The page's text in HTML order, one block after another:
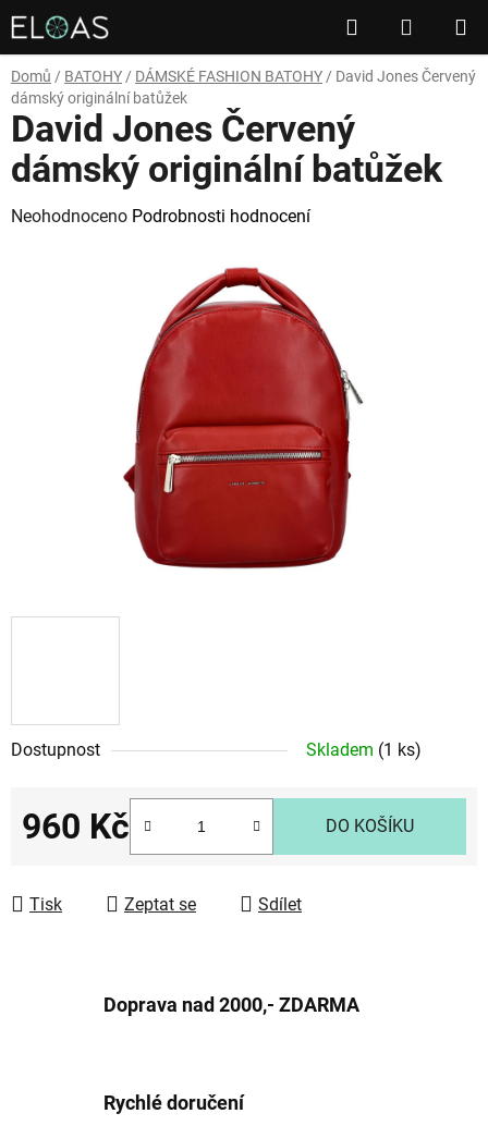
Přejít
na
obsah
Hledat
KOŠÍK
Domů / BATOHY / DÁMSKÉ FASHION BATOHY / David Jones Červený
dámský originální batůžek
Dostupnost Skladem (1 ks)
960 Kč DO KOŠÍKU
Tisk Zeptat se Sdílet
David Jones Červený
dámský originální batůžek
Průměrné
Neohodnoceno Podrobnosti hodnocení
Doprava nad 2000,- ZDARMA
Rychlé doručení